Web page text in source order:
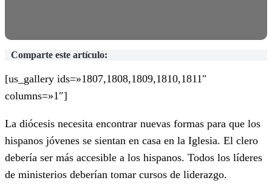
Comparte este artículo:
[us_gallery ids=»1807,1808,1809,1810,1811″
columns=»1″]
La diócesis necesita encontrar nuevas formas para que los
hispanos jóvenes se sientan en casa en la Iglesia. El clero
debería ser más accesible a los hispanos. Todos los líderes
de ministerios deberían tomar cursos de liderazgo.